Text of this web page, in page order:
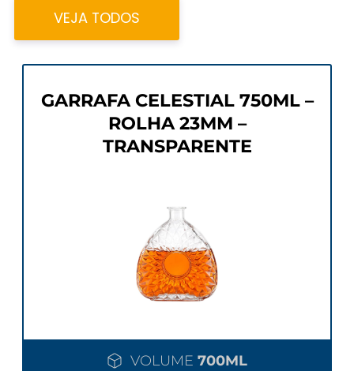
VEJA TODOS
GARRAFA CELESTIAL 750ML –
ROLHA 23MM –
TRANSPARENTE
VOLUME 700ML